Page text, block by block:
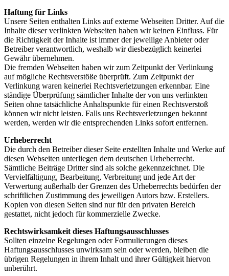
Haftung für Links
Unsere Seiten enthalten Links auf externe Webseiten Dritter. Auf die
Inhalte dieser verlinkten Webseiten haben wir keinen Einfluss. Für
die Richtigkeit der Inhalte ist immer der jeweilige Anbieter oder
Betreiber verantwortlich, weshalb wir diesbezüglich keinerlei
Gewähr übernehmen.
Die fremden Webseiten haben wir zum Zeitpunkt der Verlinkung
auf mögliche Rechtsverstöße überprüft. Zum Zeitpunkt der
Verlinkung waren keinerlei Rechtsverletzungen erkennbar. Eine
ständige Überprüfung sämtlicher Inhalte der von uns verlinkten
Seiten ohne tatsächliche Anhaltspunkte für einen Rechtsverstoß
können wir nicht leisten. Falls uns Rechtsverletzungen bekannt
werden, werden wir die entsprechenden Links sofort entfernen.
Urheberrecht
Die durch den Betreiber dieser Seite erstellten Inhalte und Werke auf
diesen Webseiten unterliegen dem deutschen Urheberrecht.
Sämtliche Beiträge Dritter sind als solche gekennzeichnet. Die
Vervielfältigung, Bearbeitung, Verbreitung und jede Art der
Verwertung außerhalb der Grenzen des Urheberrechts bedürfen der
schriftlichen Zustimmung des jeweiligen Autors bzw. Erstellers.
Kopien von diesen Seiten sind nur für den privaten Bereich
gestattet, nicht jedoch für kommerzielle Zwecke.
Rechtswirksamkeit dieses Haftungsausschlusses
Sollten einzelne Regelungen oder Formulierungen dieses
Haftungsausschlusses unwirksam sein oder werden, bleiben die
übrigen Regelungen in ihrem Inhalt und ihrer Gültigkeit hiervon
unberührt.